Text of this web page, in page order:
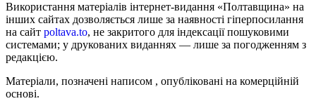
Використання матеріалів інтернет-видання «Полтавщина» на
інших сайтах дозволяється лише за наявності гіперпосилання
на сайт poltava.to, не закритого для індексації пошуковими
системами; у друкованих виданнях — лише за погодженням з
редакцією.
Матеріали, позначені написом , опубліковані на комерційній
основі.